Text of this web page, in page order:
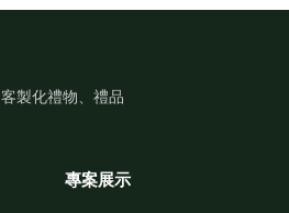
客製化禮物、禮品
專案展示